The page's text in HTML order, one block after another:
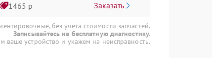
1465 р Заказать
без учета стоимости запчастей.
Записывайтесь на бесплатную диагностику.
ваше устройство и укажем на неисправность.